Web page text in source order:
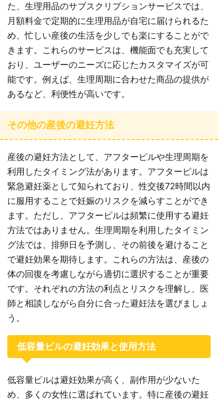
た、生理用品のサブスクリプションサービスでは、
月額料金で定期的に生理用品が自宅に届けられるた
め、忙しい産後の生活を少しでも楽にすることがで
きます。これらのサービスは、機能面でも充実して
おり、ユーザーのニーズに応じたカスタマイズが可
能です。例えば、生理周期に合わせた商品の提供が
あるなど、利便性が高いです。
その他の産後の避妊方法
産後の避妊方法として、アフターピルや生理周期を
利用したタイミング法があります。アフターピルは
緊急避妊薬として知られており、性交後72時間以内
に服用することで妊娠のリスクを減らすことができ
ます。ただし、アフターピルは頻繁に使用する避妊
方法ではありません。生理周期を利用したタイミン
グ法では、排卵日を予測し、その前後を避けること
で避妊効果を期待します。これらの方法は、産後の
体の回復を考慮しながら適切に選択することが重要
です。それぞれの方法の利点とリスクを理解し、医
師と相談しながら自分に合った避妊法を選びましょ
う。
低容量ピルの避妊効果と使用方法
低容量ピルは避妊効果が高く、副作用が少ないた
め、多くの女性に選ばれています。特に産後の避妊